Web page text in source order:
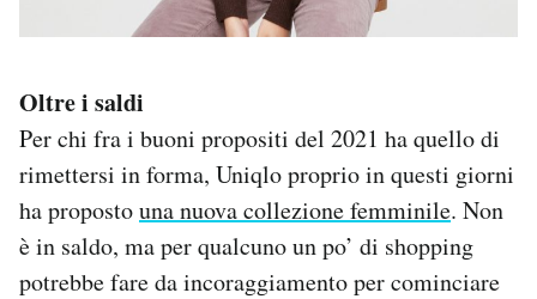
Oltre i saldi
Per chi fra i buoni propositi del 2021 ha quello di
rimettersi in forma, Uniqlo proprio in questi giorni
ha propostouna nuova collezione femminile. Non
è in saldo, ma per qualcuno un po’ di shopping
potrebbe fare da incoraggiamento per cominciare